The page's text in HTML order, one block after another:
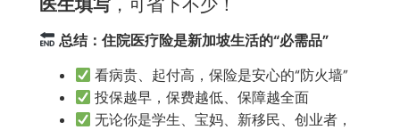
总结：住院医疗险是新加坡生活的“必需品”
看病贵、起付高，保险是安心的“防火墙”
投保越早，保费越低、保障越全面
无论你是学生、宝妈、新移民、创业者，